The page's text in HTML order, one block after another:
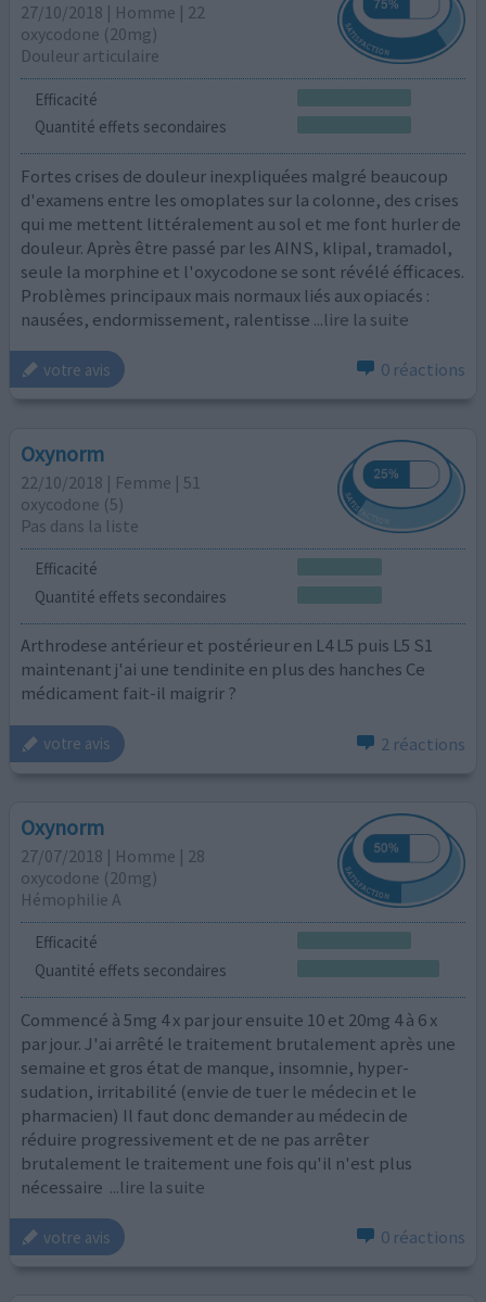
27/10/2018 | Homme | 22
oxycodone (20mg)
Douleur articulaire
Efficacité
Quantité effets secondaires
Fortes crises de douleur inexpliquées malgré beaucoup
d'examens entre les omoplates sur la colonne, des crises
qui me mettent littéralement au sol et me font hurler de
douleur. Après être passé par les AINS, klipal, tramadol,
seule la morphine et l'oxycodone se sont révélé éfficaces.
Problèmes principaux mais normaux liés aux opiacés :
nausées, endormissement, ralentisse ...lire la suite
votre avis 0 réactions
Oxynorm
22/10/2018 | Femme | 51
oxycodone (5)
Pas dans la liste
Efficacité
Quantité effets secondaires
Arthrodese antérieur et postérieur en L4 L5 puis L5 S1
maintenant j'ai une tendinite en plus des hanches Ce
médicament fait-il maigrir ?
votre avis 2 réactions
Oxynorm
27/07/2018 | Homme | 28
oxycodone (20mg)
Hémophilie A
Efficacité
Quantité effets secondaires
Commencé à 5mg 4 x par jour ensuite 10 et 20mg 4 à 6 x
par jour. J'ai arrêté le traitement brutalement après une
semaine et gros état de manque, insomnie, hyper-
sudation, irritabilité (envie de tuer le médecin et le
pharmacien) Il faut donc demander au médecin de
réduire progressivement et de ne pas arrêter
brutalement le traitement une fois qu'il n'est plus
nécessaire ...lire la suite
votre avis 0 réactions